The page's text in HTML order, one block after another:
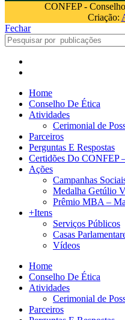
CONFEP -
Criação:
Fechar
Home
Conselho De Ética
Atividades
Cerimonial de
Parceiros
Perguntas E Respostas
Certidões Do CONFEP
Ações
Campanhas
Medalha Getúlio
Prêmio MBA –
+Itens
Serviços Públicos
Casas
Vídeos
Home
Conselho De Ética
Atividades
Cerimonial de
Parceiros